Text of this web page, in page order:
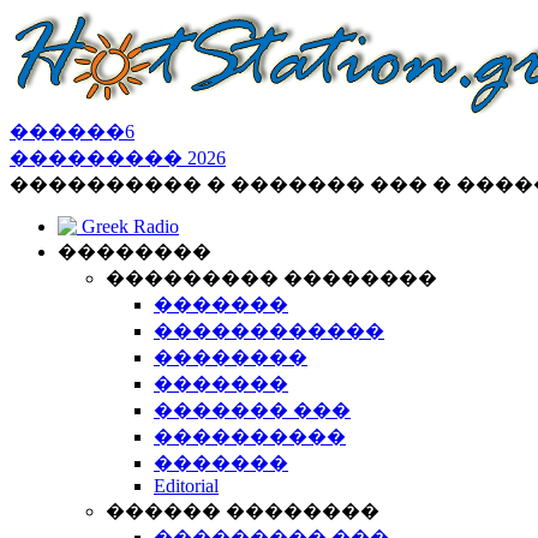
������6
��������� 2026
���������� � ������� ��� �
Greek Radio
��������
��������� ��������
�������
������������
��������
�������
������� ���
����������
�������
Editorial
������ ��������